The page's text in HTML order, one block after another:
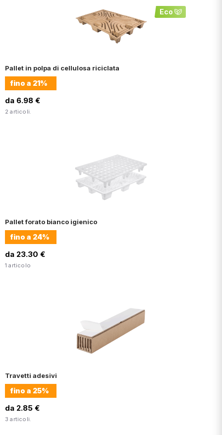
Eco
Pallet in polpa di cellulosa riciclata
fino a 21%
da 6.98 €
2 articoli.
Pallet forato bianco igienico
fino a 24%
da 23.30 €
1 articolo
Travetti adesivi
fino a 25%
da 2.85 €
3 articoli.